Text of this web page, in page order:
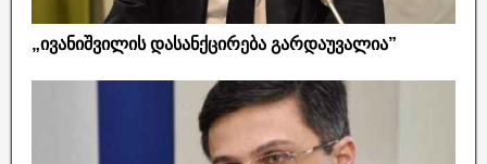
„ივანიშვილის დასანქცირება გარდაუვალია”